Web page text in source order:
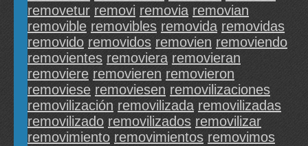
removetur removi removia removian
removible removibles removida removidas
removido removidos removien removiendo
removientes removiera removieran
removiere removieren removieron
removiese removiesen removilizaciones
removilización removilizada removilizadas
removilizado removilizados removilizar
removimiento removimientos removimos